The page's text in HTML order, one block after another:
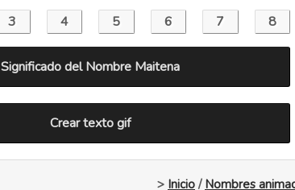
Significado del Nombre Maitena
Crear texto gif
> Inicio / Nombres